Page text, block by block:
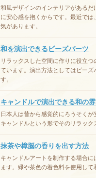
和風デザインのインテリアがある
に安心感を抱くからです。最近で
気があります。
和を演出できるビーズパーツ
リラックスした空間に作りに役立
ています。演出方法としてはビー
す。
キャンドルで演出できる和の
日本人は昔から感覚的にろうそく
キャンドルという形でそのリラック
抹茶や樟脳の香りを出す方法
キャンドルアートを制作する場合
ます。緑や茶色の着色料を使用して